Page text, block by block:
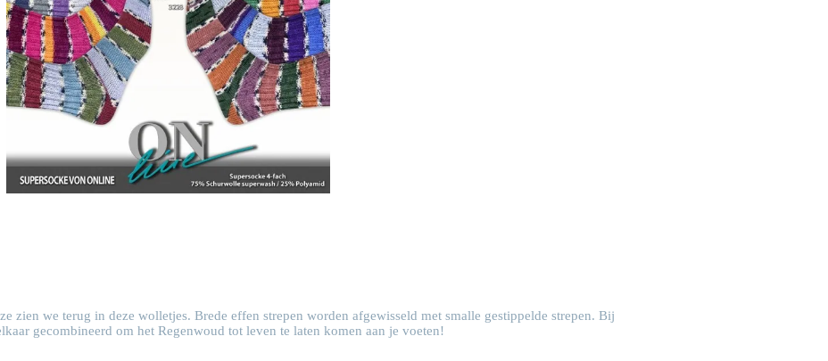
zien we terug in deze wolletjes. Brede effen strepen worden afgewisseld met smalle gestippelde strepen. Bij
gecombineerd om het Regenwoud tot leven te laten komen aan je voeten!